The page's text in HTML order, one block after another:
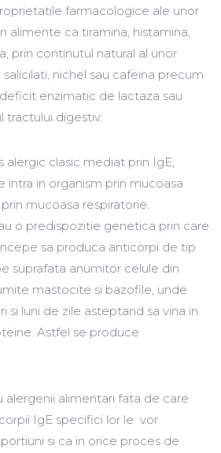
farmacologice ale unor
alimente ca tiramina, histamina,
prin continutul natural al unor
nichel sau cafeina precum
enzimatic de lactaza sau
tractului digestiv.
alergic clasic mediat prin IgE,
intra in organism prin mucoasa
mucoasa respiratorie.
o predispozitie genetica prin care
sa produca anticorpi de tip
suprafata anumitor celule din
mastocite si bazofile, unde
si luni de zile asteptand sa vina in
Astfel se produce
alergenii alimentari fata de care
IgE specifici lor le vor
si ca in orice proces de